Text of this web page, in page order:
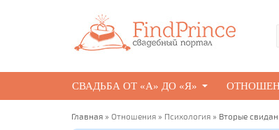
СВАДЬБА ОТ «А» ДО «Я»
Главная » Отношения » Психология » Вторые